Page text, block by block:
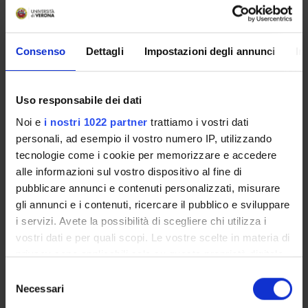
Consenso Dettagli Impostazioni degli annunci
Uso responsabile dei dati
Noi e i nostri 1022 partner trattiamo i vostri dati
personali, ad esempio il vostro numero IP, utilizzando
tecnologie come i cookie per memorizzare e accedere
alle informazioni sul vostro dispositivo al fine di
pubblicare annunci e contenuti personalizzati, misurare
gli annunci e i contenuti, ricercare il pubblico e sviluppare
i servizi. Avete la possibilità di scegliere chi utilizza i
vostri dati e per quali scopi. Le vostre scelte in materia di
privacy sono applicabili solo su questa proprietà digitale
modificare o revocare il proprio consenso in qualsiasi
momento dalla Dichiarazione sui cookie o facendo clic
Necessari
GINECOLOGIA OSTETRICA
1
Periodo
2 SEMESTRE PROFESSIONI SANITARIE
Docenti
Laura Zivelonghi
Orario Lezioni
PEDIATRIA